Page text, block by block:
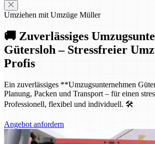
Umziehen mit Umzüge Müller
🚚 Zuverlässiges
Gütersloh – Stressfreier
Profis
Ein zuverlässiges **Umzugsunternehmen
Planung, Packen und Transport – für einen
Professionell, flexibel und individuell. 🛠️
Angebot anfordern